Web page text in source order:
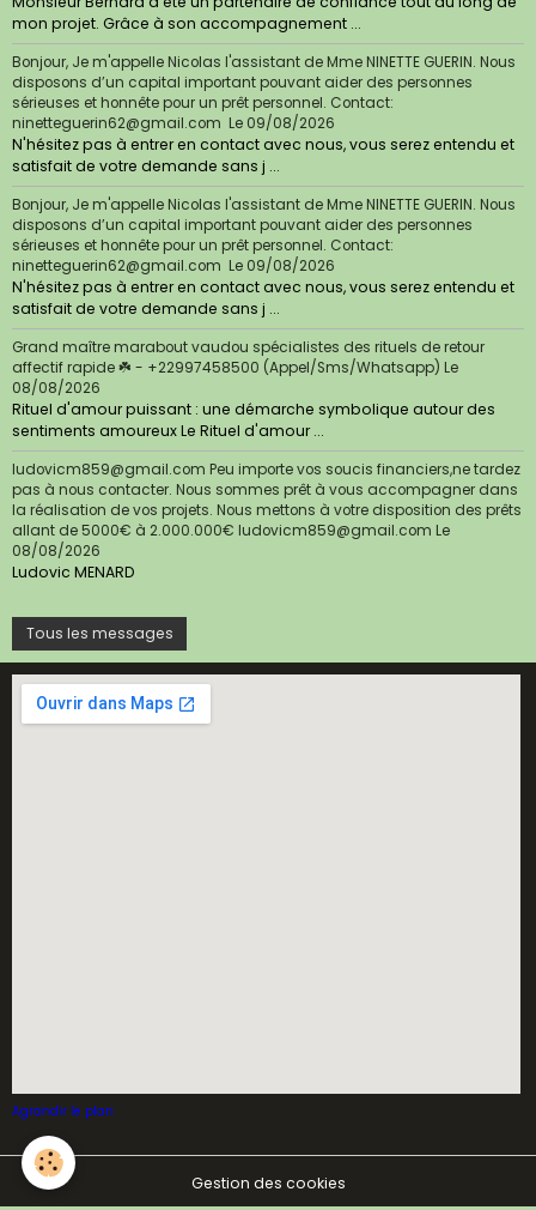
mon projet. Grâce à son accompagnement ...
Bonjour, Je m'appelle Nicolas l'assistant de Mme NINETTE GUERIN. Nous
disposons d’un capital important pouvant aider des personnes
sérieuses et honnête pour un prêt personnel. Contact:
ninetteguerin62@gmail.com Le 09/08/2026
N'hésitez pas à entrer en contact avec nous, vous serez entendu et
satisfait de votre demande sans j ...
Bonjour, Je m'appelle Nicolas l'assistant de Mme NINETTE GUERIN. Nous
disposons d’un capital important pouvant aider des personnes
sérieuses et honnête pour un prêt personnel. Contact:
ninetteguerin62@gmail.com Le 09/08/2026
N'hésitez pas à entrer en contact avec nous, vous serez entendu et
satisfait de votre demande sans j ...
Grand maître marabout vaudou spécialistes des rituels de retour
affectif rapide ☘️ - +22997458500 (Appel/Sms/Whatsapp) Le
08/08/2026
Rituel d'amour puissant : une démarche symbolique autour des
sentiments amoureux Le Rituel d'amour ...
ludovicm859@gmail.com Peu importe vos soucis financiers,ne tardez
pas à nous contacter. Nous sommes prêt à vous accompagner dans
la réalisation de vos projets. Nous mettons à votre disposition des prêts
allant de 5000€ à 2.000.000€ ludovicm859@gmail.com Le
08/08/2026
Ludovic MENARD
Tous les messages
Agrandir le plan
Gestion des cookies